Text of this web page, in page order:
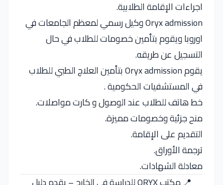
اجراءات الإقامة الطلابية.
Oryx admission وكيل رسمي لمعظم الجامعات في
اوروبا ويقوم بتأمين خصومات للطلاب في حال
التسجيل عن طريقه.
يقوم Oryx admission بتأمين العلاج الطبي للطلاب
في المستشفيات الحكومية .
خط هاتف للطلاب عند الوصول و كارت مواصلات.
منح جزئية وخصومات مميزة.
التقديم على الإقامة.
ترجمة الأوراق.
معادلة الشهادات.